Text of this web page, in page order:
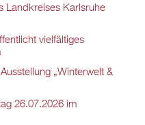
Landkreises Karlsruhe
vielfältiges
„Winterwelt &
26.07.2026 im